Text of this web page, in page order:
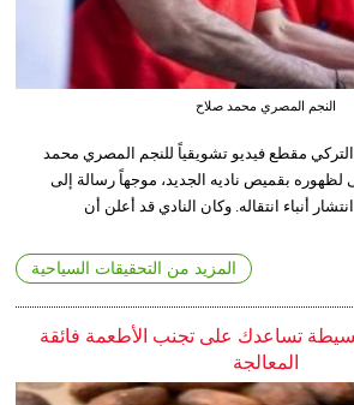
النجم المصري محمد صلاح
مقطع فيديو تشويقياً للنجم المصري محمد
لظهوره بقميص ناديه الجديد، موجهاً رسالة إلى
أنباء انتقاله. وكان النادي قد أعلن أن
المزيد من التحقيقات السياحية
بسيطة تساعدك على تجنب الأطعمة فائقة
المعالجة